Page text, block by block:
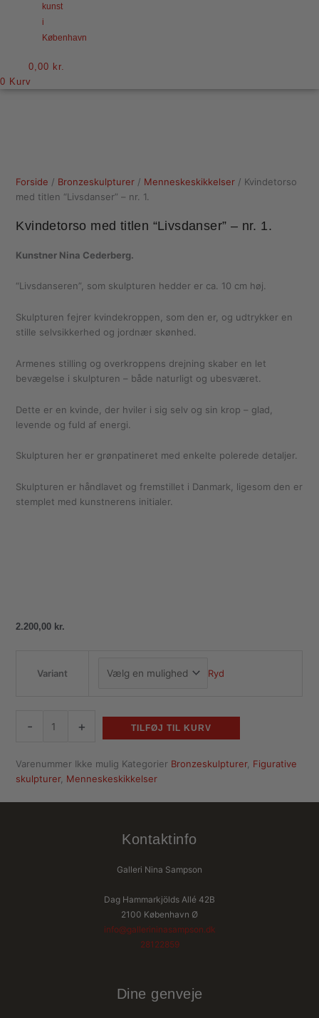
kunst
i
København
0,00 kr.
0 Kurv
Forside / Bronzeskulpturer / Menneskeskikkelser / Kvindetorso
med titlen “Livsdanser” – nr. 1.
Kvindetorso med titlen “Livsdanser” – nr. 1.
Kunstner Nina Cederberg.
“Livsdanseren”, som skulpturen hedder er ca. 10 cm høj.
Skulpturen fejrer kvindekroppen, som den er, og udtrykker en
stille selvsikkerhed og jordnær skønhed.
Armenes stilling og overkroppens drejning skaber en let
bevægelse i skulpturen – både naturligt og ubesværet.
Dette er en kvinde, der hviler i sig selv og sin krop – glad,
levende og fuld af energi.
Skulpturen her er grønpatineret med enkelte polerede detaljer.
Skulpturen er håndlavet og fremstillet i Danmark, ligesom den er
stemplet med kunstnerens initialer.
2.200,00 kr.
Variant Ryd
- + TILFØJ TIL KURV
Varenummer Ikke mulig Kategorier Bronzeskulpturer, Figurative
skulpturer, Menneskeskikkelser
Kontaktinfo
Galleri Nina Sampson
Dag Hammarkjölds Allé 42B
2100 København Ø
info@gallerininasampson.dk
28122859
Dine genveje